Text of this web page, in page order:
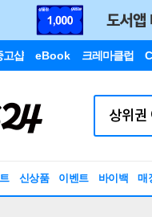
고샵 eBook 크레마클럽
신상품 이벤트 바이백 매